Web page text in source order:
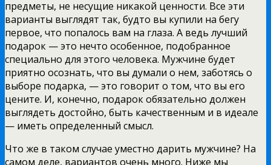
предметы, не несущие никакой ценности. Все эти
варианты выглядят так, будто вы купили на бегу
первое, что попалось вам на глаза. А ведь лучший
подарок — это нечто особенное, подобранное
специально для этого человека. Мужчине будет
приятно осознать, что вы думали о нем, заботясь о
выборе подарка, — это говорит о том, что вы его
цените. И, конечно, подарок обязательно должен
выглядеть достойно, быть качественным и в идеале
— иметь определенный смысл.
Что же в таком случае уместно дарить мужчине? На
самом деле, вариантов очень много. Ниже мы